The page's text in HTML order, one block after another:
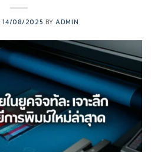
14/08/2025 BYADMIN